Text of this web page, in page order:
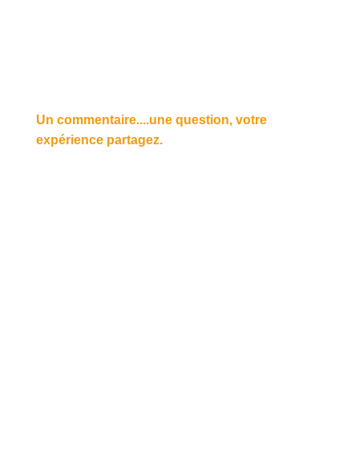
Un commentaire....une question, votre
expérience partagez.